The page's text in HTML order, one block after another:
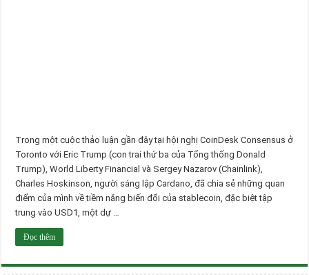
Trong một cuộc thảo luận gần đây tại hội nghị CoinDesk Consensus ở
Toronto với Eric Trump (con trai thứ ba của Tổng thống Donald
Trump), World Liberty Financial và Sergey Nazarov (Chainlink),
Charles Hoskinson, người sáng lập Cardano, đã chia sẻ những quan
điểm của mình về tiềm năng biến đổi của stablecoin, đặc biệt tập
trung vào USD1, một dự …
Đọc thêm